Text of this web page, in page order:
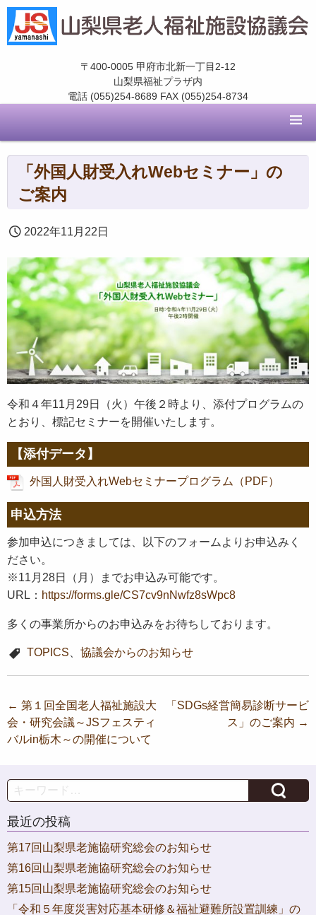
〒400-0005 甲府市北新一丁目2-12
山梨県福祉プラザ内
電話 (055)254-8689 FAX (055)254-8734
「外国人財受入れWebセミナー」の
ご案内
2022年11月22日
令和４年11月29日（火）午後２時より、添付プログラムの
とおり、標記セミナーを開催いたします。
【添付データ】
外国人財受入れWebセミナープログラム（PDF）
申込方法
参加申込につきましては、以下のフォームよりお申込みく
ださい。
※11月28日（月）までお申込み可能です。
URL： https://forms.gle/CS7cv9nNwfz8sWpc8
多くの事業所からのお申込みをお待ちしております。
TOPICS 協議会からのお知らせ
投
稿
ビ
ゲ
ー
シ
ョ
ン
← 第１回全国老人福祉施設大
会・研究会議～JSフェスティ
バルin栃木～の開催について
「SDGs経営簡易診断サービ
ス」のご案内 →
Search
最近の投稿
第17回山梨県老施協研究総会のお知らせ
第16回山梨県老施協研究総会のお知らせ
第15回山梨県老施協研究総会のお知らせ
「令和５年度災害対応基本研修＆福祉避難所設置訓練」の